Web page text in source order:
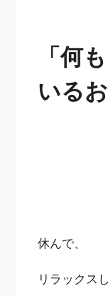
「何
いる
休んで、
リラックス